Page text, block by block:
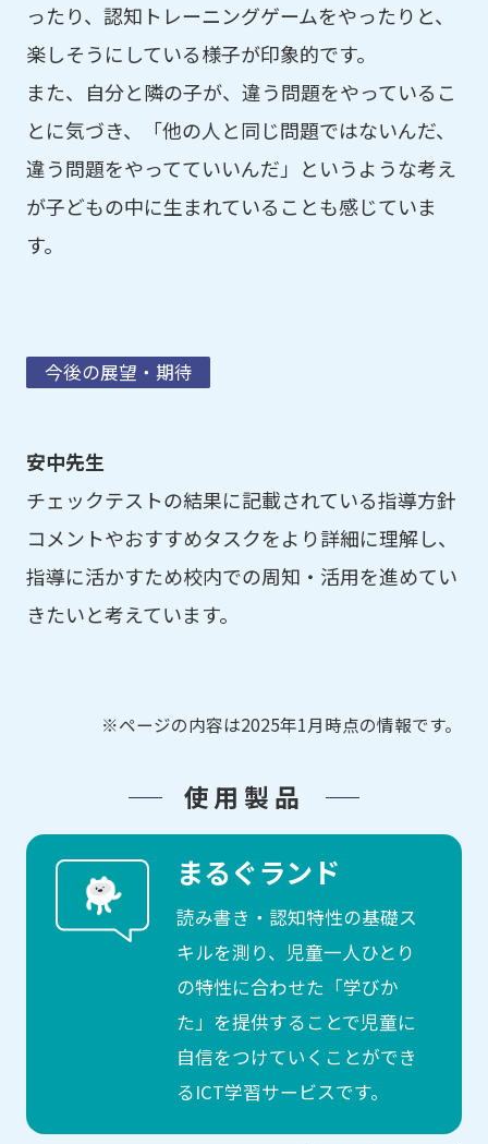
ったり、認知トレーニングゲームをやったりと、
楽しそうにしている様子が印象的です。
また、自分と隣の子が、違う問題をやっているこ
とに気づき、「他の人と同じ問題ではないんだ、
違う問題をやってていいんだ」というような考え
が子どもの中に生まれていることも感じていま
す。
今後の展望・期待
安中先生
チェックテストの結果に記載されている指導方針
コメントやおすすめタスクをより詳細に理解し、
指導に活かすため校内での周知・活用を進めてい
きたいと考えています。
※ページの内容は2025年1月時点の情報です。
使用製品
まるぐランド
読み書き・認知特性の基礎ス
キルを測り、児童一人ひとり
の特性に合わせた「学びか
た」を提供することで児童に
自信をつけていくことができ
るICT学習サービスです。